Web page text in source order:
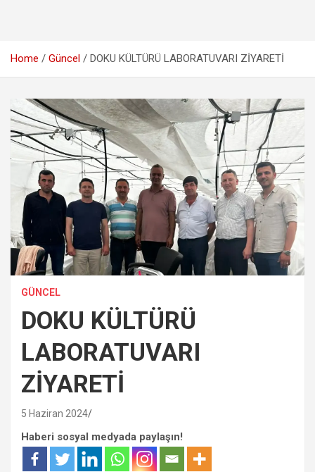
Home Güncel DOKU KÜLTÜRÜ LABORATUVARI ZİYARETİ
GÜNCEL
DOKU KÜLTÜRÜ
LABORATUVARI
ZİYARETİ
5 Haziran 2024
Haberi sosyal medyada paylaşın!